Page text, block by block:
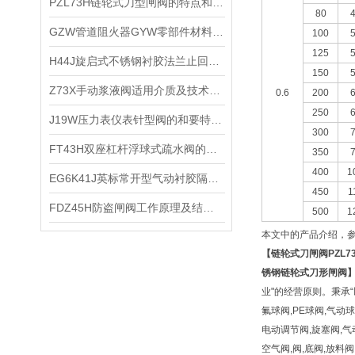
0.6
80
100
125
150
200
250
300
350
400
450
500
本文中的产品介绍，
【链轮式刀闸阀
锈钢链轮式刀形闸阀
业"的经营原则。秉承
氟球阀,PE球阀,气动
电动调节阀,旋塞阀,
空气阀,阀,底阀,放料